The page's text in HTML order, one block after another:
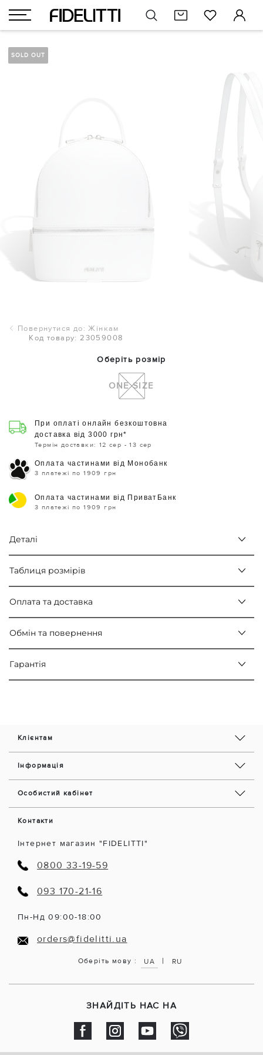
SOLD OUT
Повернутися до: Жінкам
Код товару: 23059008
Оберіть розмір
ONE SIZE
При оплаті онлайн безкоштовна
доставка від 3000 грн*
Термін доставки: 12 сер - 13 сер
Оплата частинами від Монобанк
3 платежі по 1909 грн
Оплата частинами від ПриватБанк
3 платежі по 1909 грн
Деталі
Таблиця розмірів
Оплата та доставка
Обмін та повернення
Гарантія
Клієнтам
Інформація
Особистий кабінет
Контакти
Інтернет магазин "FIDELITTI"
0800 33-19-59
093 170-21-16
Пн-Нд 09:00-18:00
orders@fidelitti.ua
Оберіть мову : UA | RU
ЗНАЙДІТЬ НАС НА